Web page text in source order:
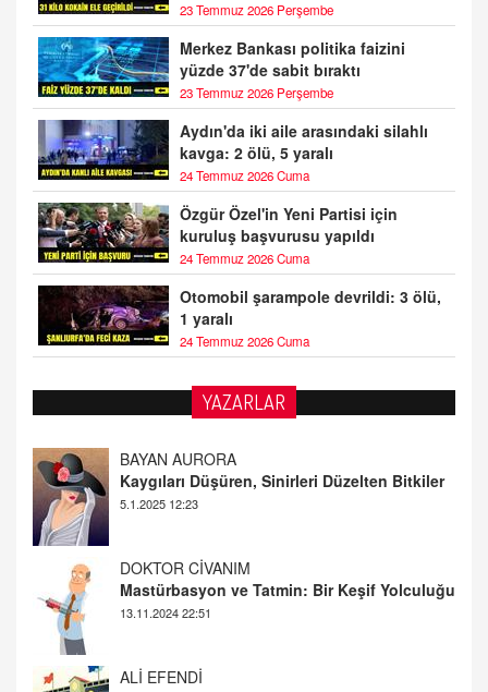
23 Temmuz 2026 Perşembe
Merkez Bankası politika faizini
yüzde 37'de sabit bıraktı
23 Temmuz 2026 Perşembe
Aydın'da iki aile arasındaki silahlı
kavga: 2 ölü, 5 yaralı
24 Temmuz 2026 Cuma
Özgür Özel'in Yeni Partisi için
kuruluş başvurusu yapıldı
24 Temmuz 2026 Cuma
Otomobil şarampole devrildi: 3 ölü,
1 yaralı
24 Temmuz 2026 Cuma
YAZARLAR
DOKTOR CİVANIM
Mastürbasyon ve Tatmin: Bir Keşif Yolculuğu
13.11.2024 22:51
ALİ EFENDİ
Adana At Yarışı Tahminleri | 21 Aralık
Cumartesi
TUTKUNUN PERİSİ